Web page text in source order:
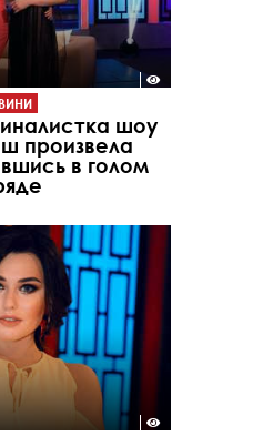
шоу
произвела
в голом